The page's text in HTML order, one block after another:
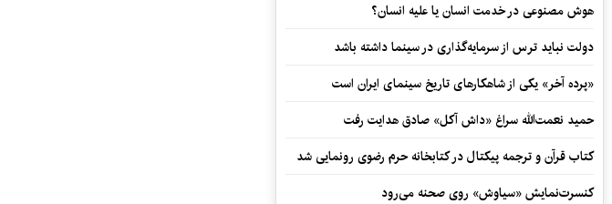
هوش مصنوعی در خدمت انسان یا علیه انسان؟
دولت نباید ترس از سرمایه‌گذاری در سینما داشته باشد
«پرده آخر» یکی از شاهکارهای تاریخ سینمای ایران است
حمید نعمت‌‏الله سراغ «داش آکل» صادق هدایت رفت
کتاب قرآن و ترجمه پیکتال در کتابخانه حرم رضوی رونمایی شد
کنسرت‌نمایش «سیاوش» روی صحنه می‌رود